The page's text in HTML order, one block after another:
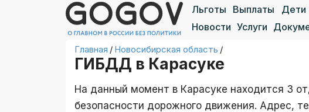
Льготы Выплаты Дети
Новости Услуги
Главная / Новосибирская область /
ГИБДД в Карасуке
На данный момент в Карасуке находится 3
безопасности дорожного движения. Адрес,